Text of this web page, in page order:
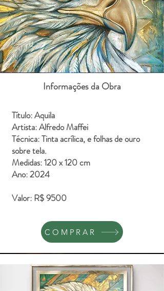
Informações da Obra
Título: Aquila
Artista: Alfredo Maffei
Técnica: Tinta acrílica, e folhas de ouro
sobre tela.
Medidas: 120 x 120 cm
Ano: 2024
Valor: R$ 9500
COMPRAR